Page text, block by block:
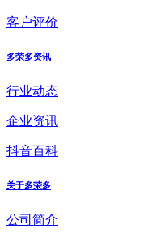
客户评价
多荣多资讯
行业动态
企业资讯
抖音百科
关于多荣多
公司简介